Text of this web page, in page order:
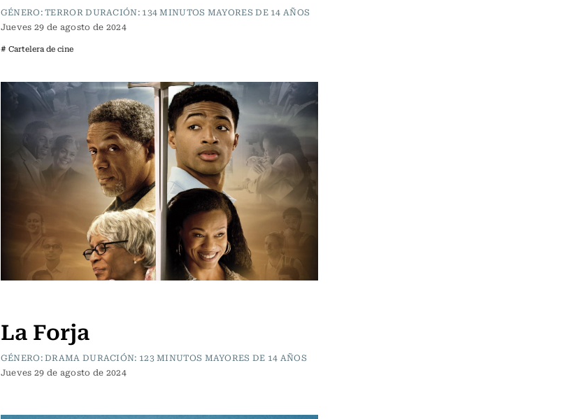
GÉNERO: TERROR DURACIÓN: 134 MINUTOS MAYORES DE 14 AÑOS
Jueves 29 de agosto de 2024
# Cartelera de cine
La Forja
GÉNERO: DRAMA DURACIÓN: 123 MINUTOS MAYORES DE 14 AÑOS
Jueves 29 de agosto de 2024